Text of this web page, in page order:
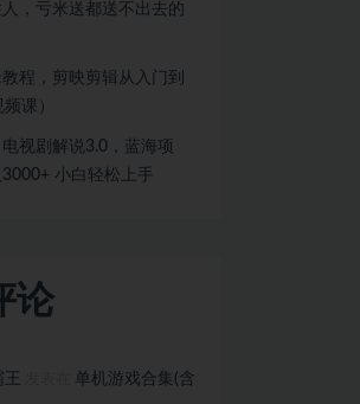
，亏米送都送不出去的
程，剪映剪辑从入门到
课）
视剧解说3.0，蓝海项
小白轻松上手
论
王
单机游戏合集(含